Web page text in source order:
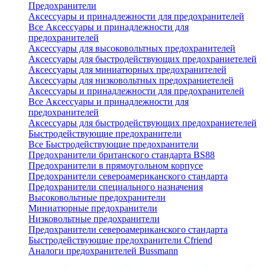
Предохранители
Аксессуары и принадлежности для предохранителей
Все Аксессуары и принадлежности для
предохранителей
Аксессуары для высоковольтных предохранителей
Аксессуары для быстродействующих предохраниетелей
Аксессуары для миниатюрных предохранителей
Аксессуары для низковольтных предохраниетелей
Аксессуары и принадлежности для предохранителей
Все Аксессуары и принадлежности для
предохранителей
Аксессуары для быстродействующих предохраниетелей
Быстродействующие предохранители
Все Быстродействующие предохранители
Предохранители британского стандарта BS88
Предохранители в прямоугольном корпусе
Предохранители североамериканского стандарта
Предохранители специального назначения
Высоковольтные предохранители
Миниатюрные предохранители
Низковольтные предохранители
Предохранители североамериканского стандарта
Быстродействующие предохранители Cfriend
Аналоги предохранителей Bussmann